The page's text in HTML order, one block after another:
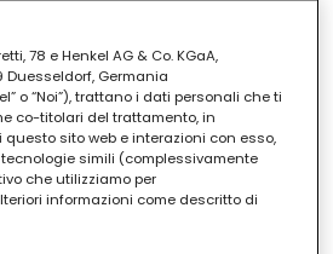
78 e Henkel AG & Co. KGaA,
Duesseldorf, Germania
o “Noi”), trattano i dati personali che ti
co-titolari del trattamento, in
sito web e interazioni con esso,
simili (complessivamente
che utilizziamo per
informazioni come descritto di